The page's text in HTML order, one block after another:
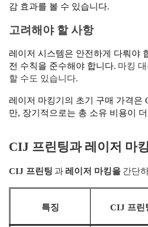
감 효과를 볼 수 있습니다.
고려해야 할 사항
레이저 시스템은 안전하게 다뤄야
전 수칙을 준수해야 합니다. 마킹
할 수도 있습니다.
레이저 마킹기의 초기 구매 가격은
만, 장기적으로는 총 소유 비용이
CIJ 프린팅과 레이저 마
CIJ 프린팅 과레이저 마킹을 간단
특징 CIJ 프린